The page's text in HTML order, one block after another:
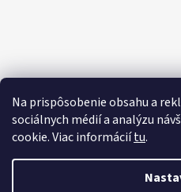
Na prispôsobenie obsahu a
sociálnych médií a analýzu
cookie. Viac informáciítu.